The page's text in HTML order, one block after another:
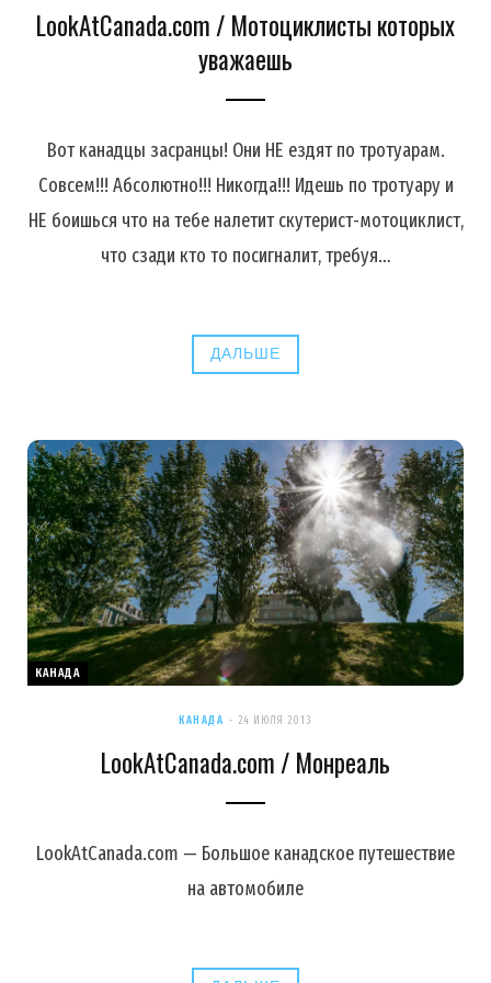
LookAtCanada.com / Мотоциклисты которых
уважаешь
Вот канадцы засранцы! Они НЕ ездят по тротуарам.
Совсем!!! Абсолютно!!! Никогда!!! Идешь по тротуару и
НЕ боишься что на тебе налетит скутерист-мотоциклист,
что сзади кто то посигналит, требуя…
ДАЛЬШЕ
КАНАДА
КАНАДА 24 ИЮЛЯ 2013
LookAtCanada.com / Монреаль
LookAtCanada.com — Большое канадское путешествие
на автомобиле